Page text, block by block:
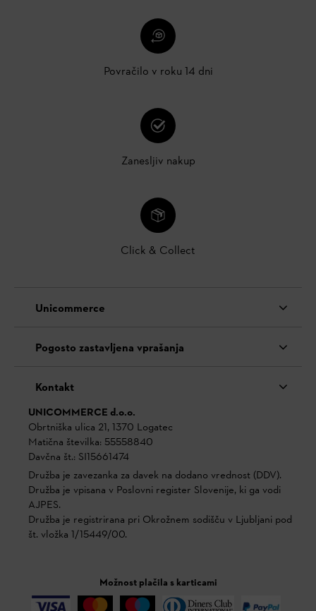
Povračilo v roku 14 dni
Zanesljiv nakup
Click & Collect
Unicommerce
Pogosto zastavljena vprašanja
Kontakt
UNICOMMERCE d.o.o.
Obrtniška ulica 21, 1370 Logatec
Matična številka: 55558840
Davčna št.: SI15661474
Družba je zavezanka za davek na dodano vrednost (DDV).
Družba je vpisana v Poslovni register Slovenije, ki ga vodi
AJPES.
Družba je registrirana pri Okrožnem sodišču v Ljubljani pod
št. vložka 1/15449/00.
Možnost plačila s karticami